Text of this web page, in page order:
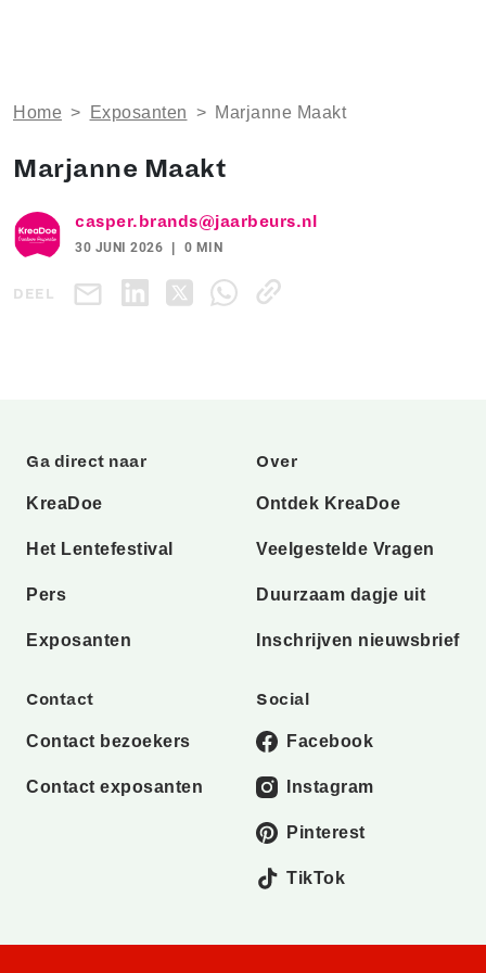
Home > Exposanten > Marjanne Maakt
Marjanne Maakt
casper.brands@jaarbeurs.nl
30 JUNI 2026 0 MIN
DEEL
Ga direct naar
KreaDoe
Het Lentefestival
Pers
Exposanten
Over
Ontdek KreaDoe
Veelgestelde Vragen
Duurzaam dagje uit
Inschrijven nieuwsbrief
Contact
Contact bezoekers
Contact exposanten
Social
Facebook
Instagram
Pinterest
TikTok